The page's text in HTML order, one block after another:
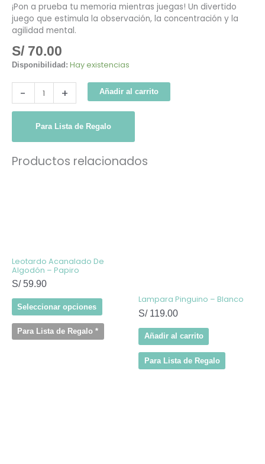
¡Pon a prueba tu memoria mientras juegas! Un divertido
juego que estimula la observación, la concentración y la
agilidad mental.
S/70.00
Disponibilidad: Hay existencias
- + Añadir al carrito
Para Lista de Regalo
Productos relacionados
Leotardo Acanalado De
Algodón – Papiro
S/59.90
Seleccionar opciones
elegir
en
producto
Para Lista de Regalo *
Lampara Pinguino – Blanco
S/119.00
Añadir al carrito
Para Lista de Regalo